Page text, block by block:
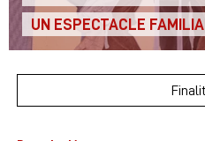
UN ESPECTACLE